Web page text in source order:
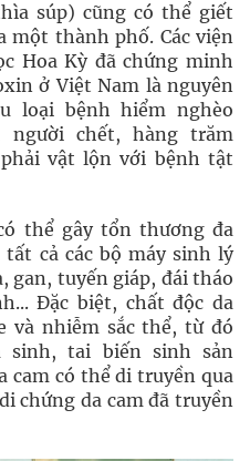
súp) cũng có thể giết
một thành phố. Các viện
Hoa Kỳ đã chứng minh
ở Việt Nam là nguyên
loại bệnh hiểm nghèo
chết, hàng trăm
vật lộn với bệnh tật
thể gây tổn thương đa
cả các bộ máy sinh lý
gan, tuyến giáp, đái tháo
Đặc biệt, chất độc da
và nhiễm sắc thể, từ đó
sinh, tai biến sinh sản
cam có thể di truyền qua
chứng da cam đã truyền